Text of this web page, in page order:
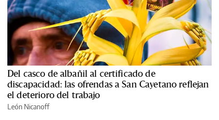
Del casco de albañil al certificado de
discapacidad: las ofrendas a San Cayetano reflejan
el deterioro del trabajo
León Nicanoff